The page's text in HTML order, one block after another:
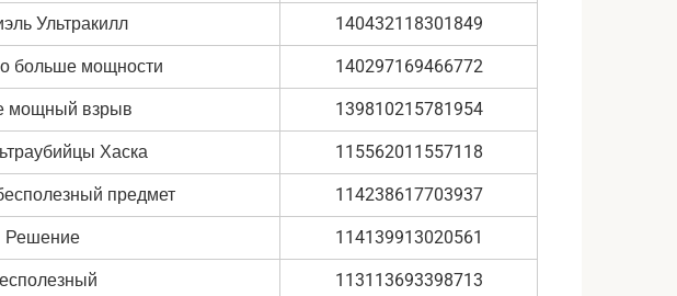
Ультракилл 140432118301849
больше мощности 140297169466772
мощный взрыв 139810215781954
Хаска 115562011557118
предмет 114238617703937
Решение 114139913020561
113113693398713